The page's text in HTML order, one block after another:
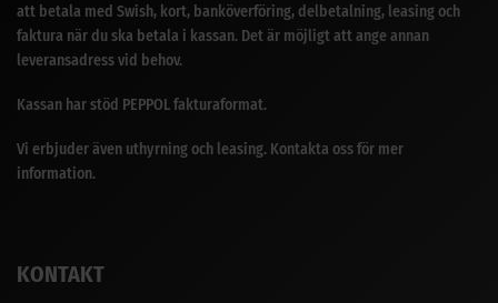
att betala med Swish, kort, banköverföring, delbetalning, leasing och
faktura när du ska betala i kassan. Det är möjligt att ange annan
leveransadress vid behov.
Kassan har stöd PEPPOL fakturaformat.
Vi erbjuder även uthyrning och leasing. Kontakta oss för mer
information.
KONTAKT